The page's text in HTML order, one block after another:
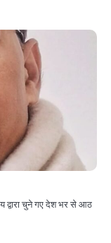
द्वारा चुने गए देश भर से आठ